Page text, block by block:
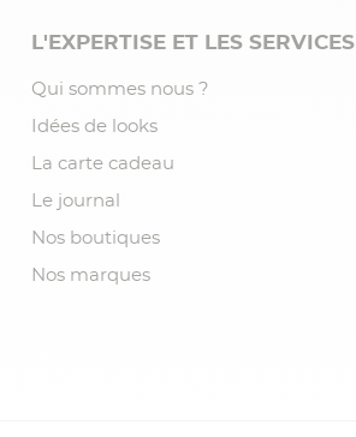
L'EXPERTISE ET LES SERVICES
Qui sommes nous ?
Idées de looks
La carte cadeau
Le journal
Nos boutiques
Nos marques